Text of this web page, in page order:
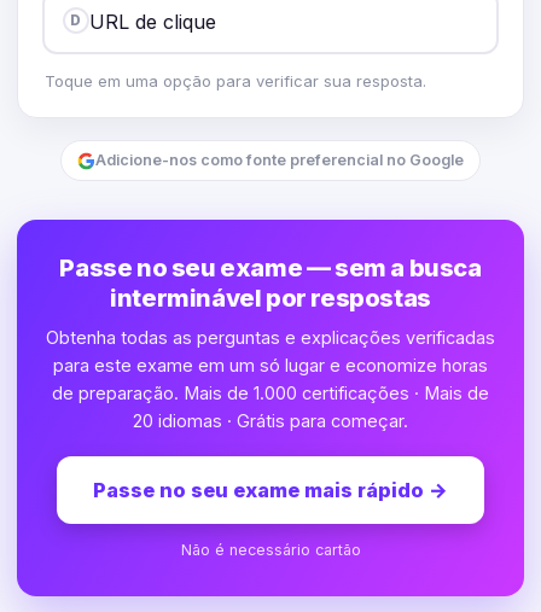
D URL de clique
Toque em uma opção para verificar sua resposta.
Adicione-nos como fonte preferencial no Google
Passe no seu exame — sem a busca
interminável por respostas
Obtenha todas as perguntas e explicações verificadas
para este exame em um só lugar e economize horas
de preparação. Mais de 1.000 certificações · Mais de
20 idiomas · Grátis para começar.
Passe no seu exame mais rápido →
Não é necessário cartão